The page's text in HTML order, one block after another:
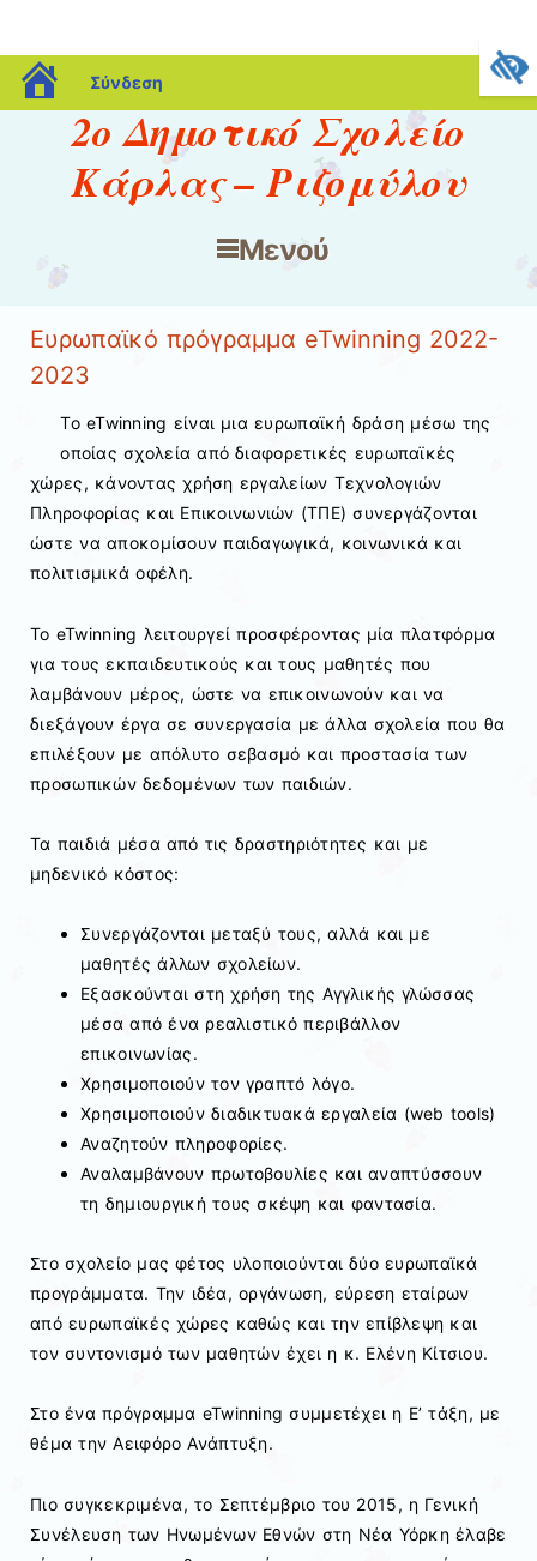
blogs.sch.gr
Σύνδεση
2ο Δημοτικό Σχολείο
Κάρλας – Ριζομύλου
Μενού
Μετάβαση στο περιεχόμενο
Ευρωπαϊκό πρόγραμμα eTwinning 2022-
2023
Το eTwinning είναι μια ευρωπαϊκή δράση μέσω της
οποίας σχολεία από διαφορετικές ευρωπαϊκές
χώρες, κάνοντας χρήση εργαλείων Τεχνολογιών
Πληροφορίας και Επικοινωνιών (ΤΠΕ) συνεργάζονται
ώστε να αποκομίσουν παιδαγωγικά, κοινωνικά και
πολιτισμικά οφέλη.
Το eTwinning λειτουργεί προσφέροντας μία πλατφόρμα
για τους εκπαιδευτικούς και τους μαθητές που
λαμβάνουν μέρος, ώστε να επικοινωνούν και να
διεξάγουν έργα σε συνεργασία με άλλα σχολεία που θα
επιλέξουν με απόλυτο σεβασμό και προστασία των
προσωπικών δεδομένων των παιδιών.
Τα παιδιά μέσα από τις δραστηριότητες και με
μηδενικό κόστος:
Συνεργάζονται μεταξύ τους, αλλά και με
μαθητές άλλων σχολείων.
Εξασκούνται στη χρήση της Αγγλικής γλώσσας
μέσα από ένα ρεαλιστικό περιβάλλον
επικοινωνίας.
Χρησιμοποιούν τον γραπτό λόγο.
Χρησιμοποιούν διαδικτυακά εργαλεία (web tools)
Αναζητούν πληροφορίες.
Αναλαμβάνουν πρωτοβουλίες και αναπτύσσουν
τη δημιουργική τους σκέψη και φαντασία.
Στο σχολείο μας φέτος υλοποιούνται δύο ευρωπαϊκά
προγράμματα. Την ιδέα, οργάνωση, εύρεση εταίρων
από ευρωπαϊκές χώρες καθώς και την επίβλεψη και
τον συντονισμό των μαθητών έχει η κ. Ελένη Κίτσιου.
Στο ένα πρόγραμμα eTwinning συμμετέχει η Ε’ τάξη, με
θέμα την Αειφόρο Ανάπτυξη.
Πιο συγκεκριμένα, το Σεπτέμβριο του 2015, η Γενική
Συνέλευση των Ηνωμένων Εθνών στη Νέα Υόρκη έλαβε